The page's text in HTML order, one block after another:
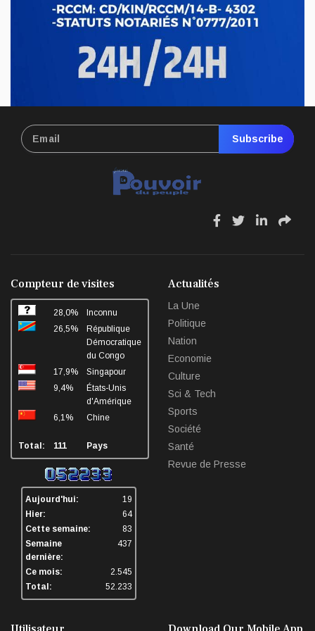
ECONOMIE & FINANCES
RDC : hausse du prix de carburant,
nouvelle pression sur le pouvoir d’achat
Subscribe
fa
fa
fa
fa
Compteur de visites
28,0%
Inconnu
26,5%
République
Démocratique
du Congo
17,9%
Singapour
9,4%
États-Unis
d'Amérique
6,1%
Chine
Total: 111 Pays
Aujourd'hui:
19
Hier:
64
Cette semaine:
83
Semaine
dernière:
437
Ce mois:
2.545
Total:
52.233
Actualités
La Une
Politique
Nation
Economie
Culture
Sci & Tech
Sports
Société
Santé
Revue de Presse